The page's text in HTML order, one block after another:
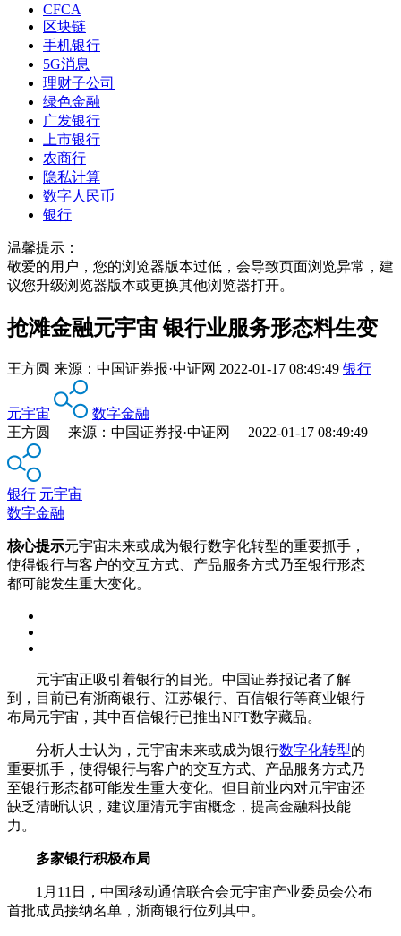
CFCA
区块链
手机银行
5G消息
理财子公司
绿色金融
广发银行
上市银行
农商行
隐私计算
数字人民币
银行
温馨提示：
敬爱的用户，您的浏览器版本过低，会导致页面浏览异常，建
议您升级浏览器版本或更换其他浏览器打开。
抢滩金融元宇宙 银行业服务形态料生变
王方圆 来源： 中国证券报·中证网 2022-01-17 08:49:49 银行
元宇宙
数字金融
王方圆 来源：中国证券报·中证网 2022-01-17 08:49:49
银行 元宇宙
数字金融
核心提示元宇宙未来或成为银行数字化转型的重要抓手，
使得银行与客户的交互方式、产品服务方式乃至银行形态
都可能发生重大变化。
元宇宙正吸引着银行的目光。中国证券报记者了解
到，目前已有浙商银行、江苏银行、百信银行等商业银行
布局元宇宙，其中百信银行已推出NFT数字藏品。
分析人士认为，元宇宙未来或成为银行数字化转型的
重要抓手，使得银行与客户的交互方式、产品服务方式乃
至银行形态都可能发生重大变化。但目前业内对元宇宙还
缺乏清晰认识，建议厘清元宇宙概念，提高金融科技能
力。
多家银行积极布局
1月11日，中国移动通信联合会元宇宙产业委员会公布
首批成员接纳名单，浙商银行位列其中。